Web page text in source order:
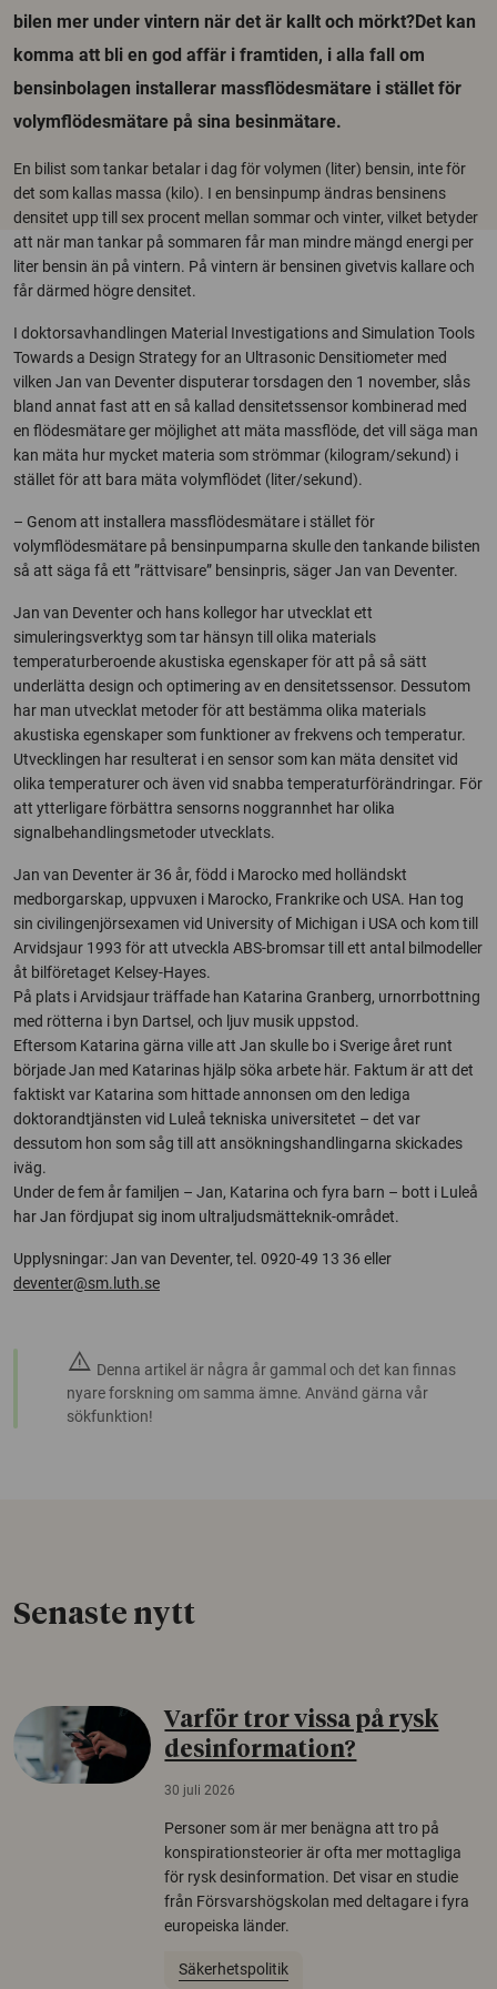
bilen mer under vintern när det är kallt och mörkt?Det kan
komma att bli en god affär i framtiden, i alla fall om
bensinbolagen installerar massflödesmätare i stället för
volymflödesmätare på sina besinmätare.
En bilist som tankar betalar i dag för volymen (liter) bensin, inte för
det som kallas massa (kilo). I en bensinpump ändras bensinens
densitet upp till sex procent mellan sommar och vinter, vilket betyder
att när man tankar på sommaren får man mindre mängd energi per
liter bensin än på vintern. På vintern är bensinen givetvis kallare och
får därmed högre densitet.
I doktorsavhandlingen Material Investigations and Simulation Tools
Towards a Design Strategy for an Ultrasonic Densitiometer med
vilken Jan van Deventer disputerar torsdagen den 1 november, slås
bland annat fast att en så kallad densitetssensor kombinerad med
en flödesmätare ger möjlighet att mäta massflöde, det vill säga man
kan mäta hur mycket materia som strömmar (kilogram/sekund) i
stället för att bara mäta volymflödet (liter/sekund).
– Genom att installera massflödesmätare i stället för
volymflödesmätare på bensinpumparna skulle den tankande bilisten
så att säga få ett ”rättvisare” bensinpris, säger Jan van Deventer.
Jan van Deventer och hans kollegor har utvecklat ett
simuleringsverktyg som tar hänsyn till olika materials
temperaturberoende akustiska egenskaper för att på så sätt
underlätta design och optimering av en densitetssensor. Dessutom
har man utvecklat metoder för att bestämma olika materials
akustiska egenskaper som funktioner av frekvens och temperatur.
Utvecklingen har resulterat i en sensor som kan mäta densitet vid
olika temperaturer och även vid snabba temperaturförändringar. För
att ytterligare förbättra sensorns noggrannhet har olika
signalbehandlingsmetoder utvecklats.
Jan van Deventer är 36 år, född i Marocko med holländskt
medborgarskap, uppvuxen i Marocko, Frankrike och USA. Han tog
sin civilingenjörsexamen vid University of Michigan i USA och kom till
Arvidsjaur 1993 för att utveckla ABS-bromsar till ett antal bilmodeller
åt bilföretaget Kelsey-Hayes.
På plats i Arvidsjaur träffade han Katarina Granberg, urnorrbottning
med rötterna i byn Dartsel, och ljuv musik uppstod.
Eftersom Katarina gärna ville att Jan skulle bo i Sverige året runt
började Jan med Katarinas hjälp söka arbete här. Faktum är att det
faktiskt var Katarina som hittade annonsen om den lediga
doktorandtjänsten vid Luleå tekniska universitetet – det var
dessutom hon som såg till att ansökningshandlingarna skickades
iväg.
Under de fem år familjen – Jan, Katarina och fyra barn – bott i Luleå
har Jan fördjupat sig inom ultraljudsmätteknik-området.
Upplysningar: Jan van Deventer, tel. 0920-49 13 36 eller
deventer@sm.luth.se
warning Denna artikel är några år gammal och det kan finnas
nyare forskning om samma ämne. Använd gärna vår
sökfunktion!
Senaste nytt
Varför tror vissa på rysk
desinformation?
30 juli 2026
Personer som är mer benägna att tro på
konspirationsteorier är ofta mer mottagliga
för rysk desinformation. Det visar en studie
från Försvarshögskolan med deltagare i fyra
europeiska länder.
Säkerhetspolitik